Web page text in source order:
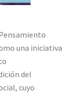
una iniciativa
del
cuyo